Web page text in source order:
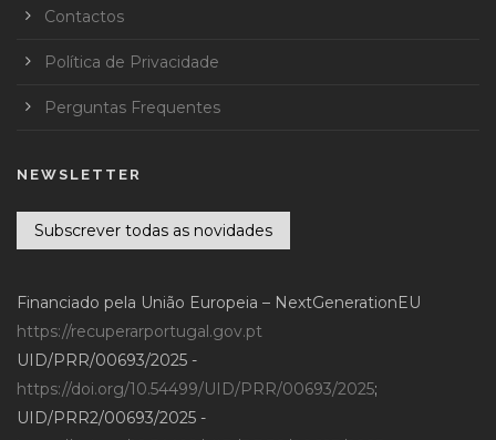
Contactos
Política de Privacidade
Perguntas Frequentes
NEWSLETTER
Subscrever todas as novidades
Financiado pela União Europeia – NextGenerationEU
https://recuperarportugal.gov.pt
UID/PRR/00693/2025 -
https://doi.org/10.54499/UID/PRR/00693/2025;
UID/PRR2/00693/2025 -